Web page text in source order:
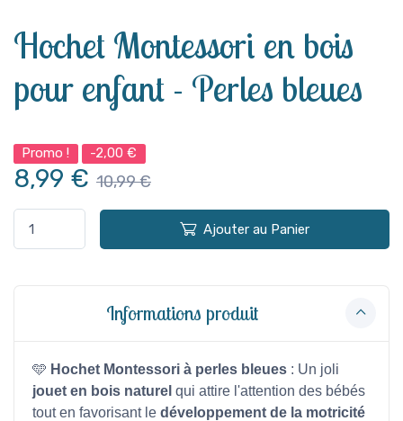
Hochet Montessori en bois
pour enfant - Perles bleues
Promo ! -2,00 €
8,99 € 10,99 €
Ajouter au Panier
Informations produit
🩵 Hochet Montessori à perles bleues : Un joli
jouet en bois naturel qui attire l'attention des bébés
tout en favorisant le développement de la motricité